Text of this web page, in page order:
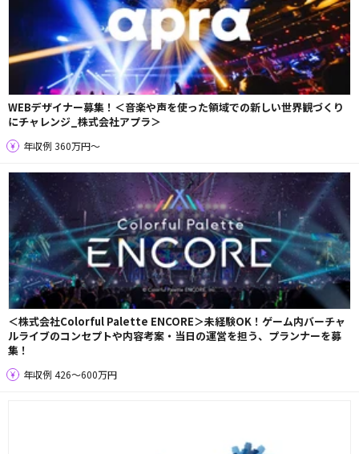
WEBデザイナー募集！＜音楽や声を使った領域での新しい世界観づくり
にチャレンジ_株式会社アプラ＞
年収例 360万円〜
＜株式会社Colorful Palette ENCORE＞未経験OK！ゲーム内バーチャ
ルライブのコンセプトや内容考案・当日の運営を担う、プランナーを募
集！
年収例 426〜600万円